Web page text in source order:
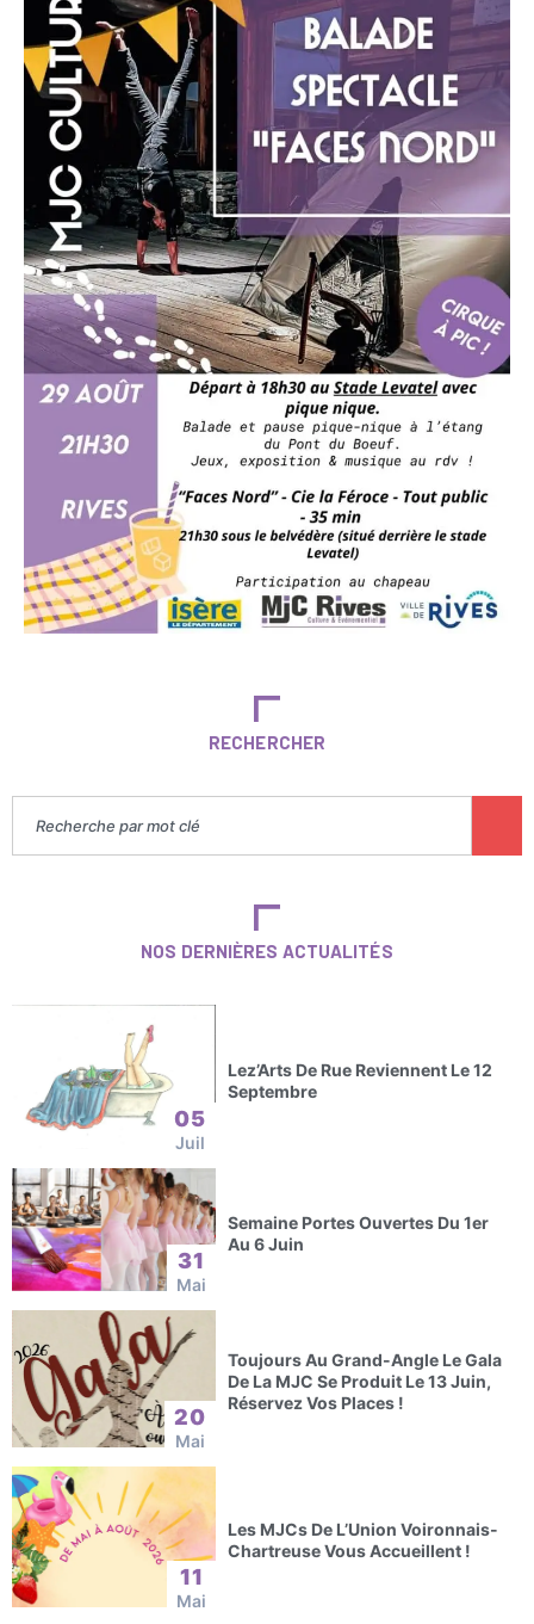
RECHERCHER
NOS DERNIÈRES ACTUALITÉS
05
Juil
Lez’Arts De Rue Reviennent Le 12
Septembre
31
Mai
Semaine Portes Ouvertes Du 1er
Au 6 Juin
20
Mai
Toujours Au Grand-Angle Le Gala
De La MJC Se Produit Le 13 Juin,
Réservez Vos Places !
11
Mai
Les MJCs De L’Union Voironnais-
Chartreuse Vous Accueillent !